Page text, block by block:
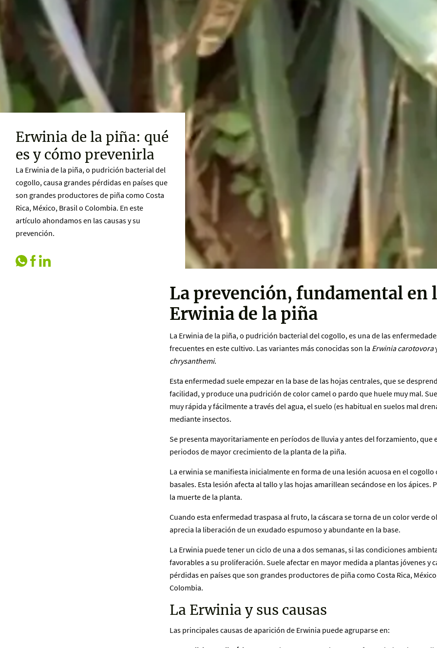
Erwinia de la piña: qué
es y cómo prevenirla
La Erwinia de la piña, o pudrición bacterial del
cogollo, causa grandes pérdidas en países que
son grandes productores de piña como Costa
Rica, México, Brasil o Colombia. En este
artículo ahondamos en las causas y su
prevención.
La prevención, fundamental en
Erwinia de la piña
La Erwinia de la piña, o pudrición bacterial del cogollo, es una de las
frecuentes en este cultivo. Las variantes más conocidas son la Erwinia carotovora
chrysanthemi.
Esta enfermedad suele empezar en la base de las hojas centrales, que se
facilidad, y produce una pudrición de color camel o pardo que huele muy mal.
muy rápida y fácilmente a través del agua, el suelo (es habitual en suelos mal
mediante insectos.
Se presenta mayoritariamente en períodos de lluvia y antes del forzamiento, que
periodos de mayor crecimiento de la planta de la piña.
La erwinia se manifiesta inicialmente en forma de una lesión acuosa en el cogollo
basales. Esta lesión afecta al tallo y las hojas amarillean secándose en los ápices.
la muerte de la planta.
Cuando esta enfermedad traspasa al fruto, la cáscara se torna de un color verde
aprecia la liberación de un exudado espumoso y abundante en la base.
La Erwinia puede tener un ciclo de una a dos semanas, si las condiciones
favorables a su proliferación. Suele afectar en mayor medida a plantas jóvenes y
pérdidas en países que son grandes productores de piña como Costa Rica,
Colombia.
La Erwinia y sus causas
Las principales causas de aparición de Erwinia puede agruparse en: